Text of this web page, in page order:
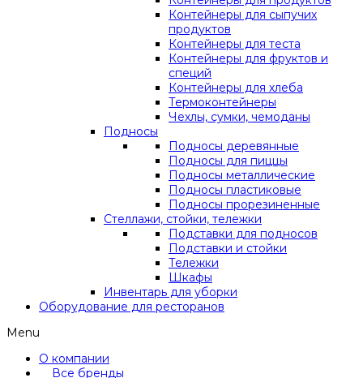
Контейнеры для сыпучих
продуктов
Контейнеры для теста
Контейнеры для фруктов и
специй
Контейнеры для хлеба
Термоконтейнеры
Чехлы, сумки, чемоданы
Подносы
Подносы деревянные
Подносы для пиццы
Подносы металлические
Подносы пластиковые
Подносы прорезиненные
Стеллажи, стойки, тележки
Подставки для подносов
Подставки и стойки
Тележки
Шкафы
Инвентарь для уборки
Оборудование для ресторанов
Menu
О компании
Все бренды